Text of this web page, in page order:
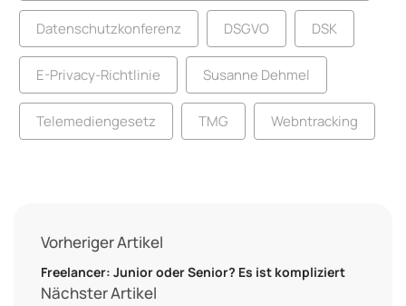
Datenschutzkonferenz DSGVO DSK
E-Privacy-Richtlinie Susanne Dehmel
Telemediengesetz TMG Webntracking
Vorheriger Artikel
Freelancer: Junior oder Senior? Es ist kompliziert
Nächster Artikel